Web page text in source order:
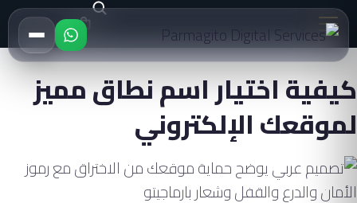
كيفية اختيار اسم نطاق مميز
لموقعك الإلكتروني